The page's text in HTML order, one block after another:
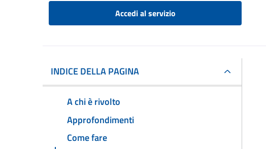
Accedi al servizio
INDICE DELLA PAGINA
A chi è rivolto
Approfondimenti
Come fare